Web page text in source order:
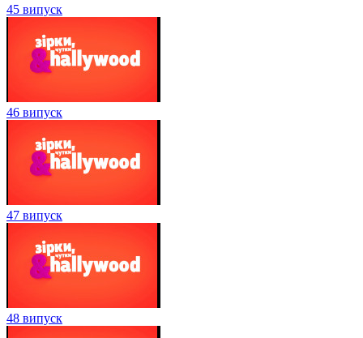
45 випуск
46 випуск
47 випуск
48 випуск